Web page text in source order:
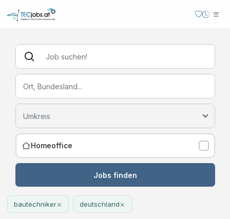
Homeoffice
Jobs finden
bautechniker× deutschland×